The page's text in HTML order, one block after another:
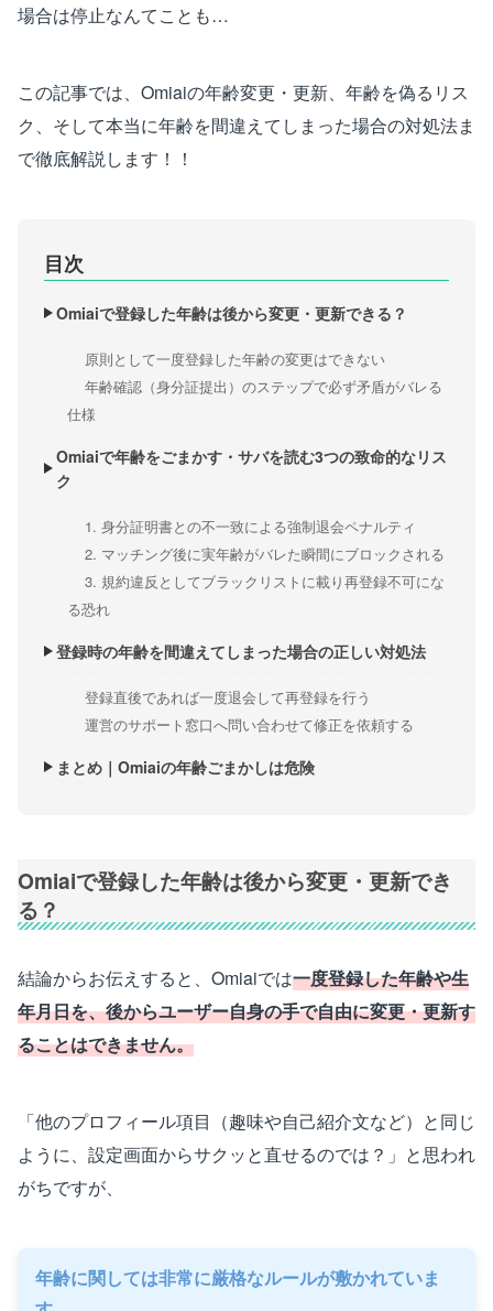
場合は停止なんてことも…
この記事では、Omiaiの年齢変更・更新、年齢を偽るリス
ク、そして本当に年齢を間違えてしまった場合の対処法ま
で徹底解説します！！
目次
Omiaiで登録した年齢は後から変更・更新できる？
原則として一度登録した年齢の変更はできない
年齢確認（身分証提出）のステップで必ず矛盾がバレる
仕様
Omiaiで年齢をごまかす・サバを読む3つの致命的なリス
ク
1. 身分証明書との不一致による強制退会ペナルティ
2. マッチング後に実年齢がバレた瞬間にブロックされる
3. 規約違反としてブラックリストに載り再登録不可にな
る恐れ
登録時の年齢を間違えてしまった場合の正しい対処法
登録直後であれば一度退会して再登録を行う
運営のサポート窓口へ問い合わせて修正を依頼する
まとめ｜Omiaiの年齢ごまかしは危険
Omiaiで登録した年齢は後から変更・更新でき
る？
結論からお伝えすると、Omiaiでは一度登録した年齢や生
年月日を、後からユーザー自身の手で自由に変更・更新す
ることはできません。
「他のプロフィール項目（趣味や自己紹介文など）と同じ
ように、設定画面からサクッと直せるのでは？」と思われ
がちですが、
年齢に関しては非常に厳格なルールが敷かれていま